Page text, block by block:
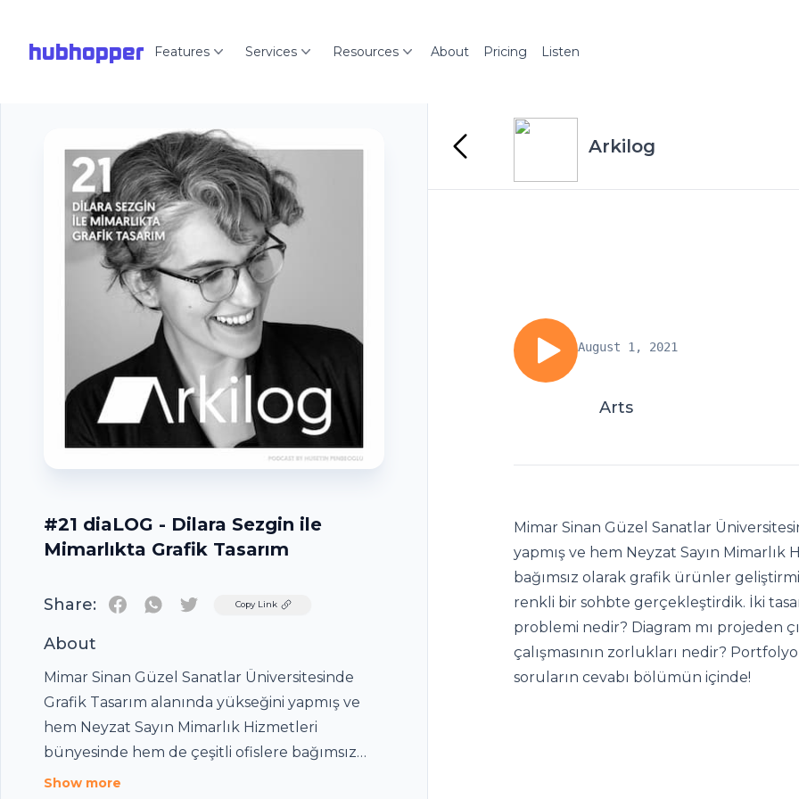
hubhopper Features Services Resources About Pricing Listen
#21 diaLOG - Dilara Sezgin ile
Mimarlıkta Grafik Tasarım
Share: TwitterCopy Link
About
Mimar Sinan Güzel Sanatlar Üniversitesinde
Grafik Tasarım alanında yükseğini yapmış ve
hem Neyzat Sayın Mimarlık Hizmetleri
bünyesinde hem de çeşitli ofislere bağımsız
olarak grafik ürünler geliştirmiş, üversiteden
Show more
Arkilog
August 1, 2021
Arts
Mimar Sinan Güzel Sanatlar
yapmış ve hem Neyzat Sayın
bağımsız olarak grafik ürünler
renkli bir sohbte gerçekleştirdik. İki
problemi nedir? Diagram mı projeden
çalışmasının zorlukları nedir?
soruların cevabı bölümün içinde!